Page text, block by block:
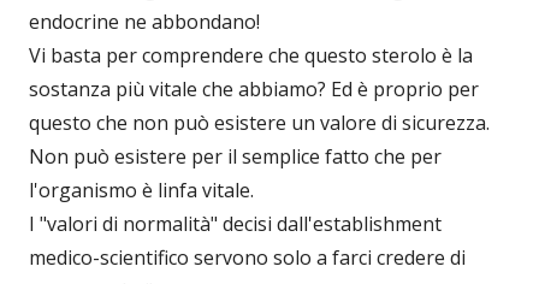
endocrine ne abbondano!
Vi basta per comprendere che questo sterolo è la
sostanza più vitale che abbiamo? Ed è proprio per
questo che non può esistere un valore di sicurezza.
Non può esistere per il semplice fatto che per
l'organismo è linfa vitale.
I "valori di normalità" decisi dall'establishment
medico-scientifico servono solo a farci credere di